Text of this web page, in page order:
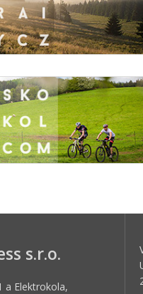
s.r.o.
a Elektrokola,